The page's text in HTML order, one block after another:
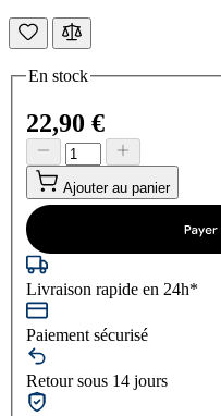
En stock
22,90 €
Ajouter au panier
Livraison rapide en 24h*
Paiement sécurisé
Retour sous 14 jours